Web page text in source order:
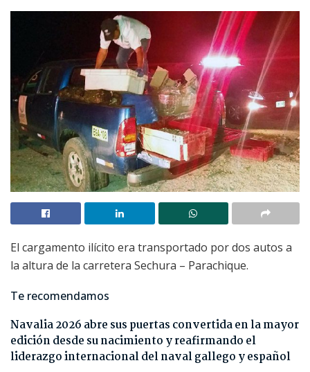
El cargamento ilícito era transportado por dos autos a
la altura de la carretera Sechura – Parachique.
Te recomendamos
Navalia 2026 abre sus puertas convertida en la mayor
edición desde su nacimiento y reafirmando el
liderazgo internacional del naval gallego y español